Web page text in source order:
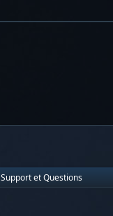
Support et Questions